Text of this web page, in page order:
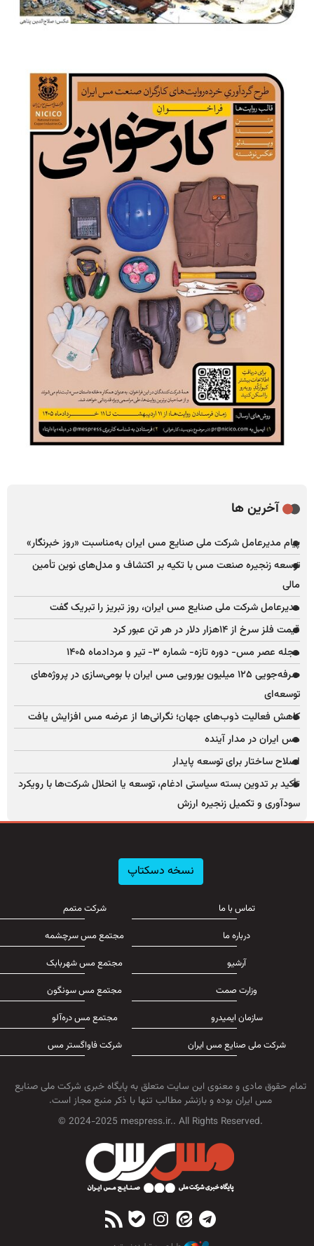
آخرین ها
پیام مدیرعامل شرکت ملی صنایع مس ایران به‌مناسبت «روز خبرنگار»
توسعه زنجیره صنعت مس با تکیه بر اکتشاف و مدل‌های نوین تأمین
مالی
مدیرعامل شرکت ملی صنایع مس ایران، روز تبریز را تبریک گفت
قیمت فلز سرخ از ۱۴هزار دلار در هر تن عبور کرد
مجله عصر مس- دوره تازه- شماره ۳- تیر و مردادماه ۱۴۰۵
صرفه‌جویی ۱۲۵ میلیون یورویی مس ایران با بومی‌سازی در پروژه‌های
توسعه‌ای
کاهش فعالیت ذوب‌های جهان؛ نگرانی‌ها از عرضه مس افزایش یافت
مس ایران در مدار آینده
اصلاح ساختار برای توسعه پایدار
تأکید بر تدوین بسته سیاستی ادغام، توسعه یا انحلال شرکت‌ها با رویکرد
سودآوری و تکمیل زنجیره ارزش
نسخه دسکتاپ
تماس با ما
درباره ما
آرشیو
وزارت صمت
سازمان ایمیدرو
شرکت ملی صنایع مس ایران
شرکت متمم
مجتمع مس سرچشمه
مجتمع مس شهربابک
مجتمع مس سونگون
مجتمع مس دره‌آلو
شرکت فاواگستر مس
تمام حقوق مادی و معنوی این سایت متعلق به پایگاه خبری شرکت ملی صنایع
مس ایران بوده و بازنشر مطالب تنها با ذکر منبع مجاز است.
© 2024-2025 mespress.ir.. All Rights Reserved.